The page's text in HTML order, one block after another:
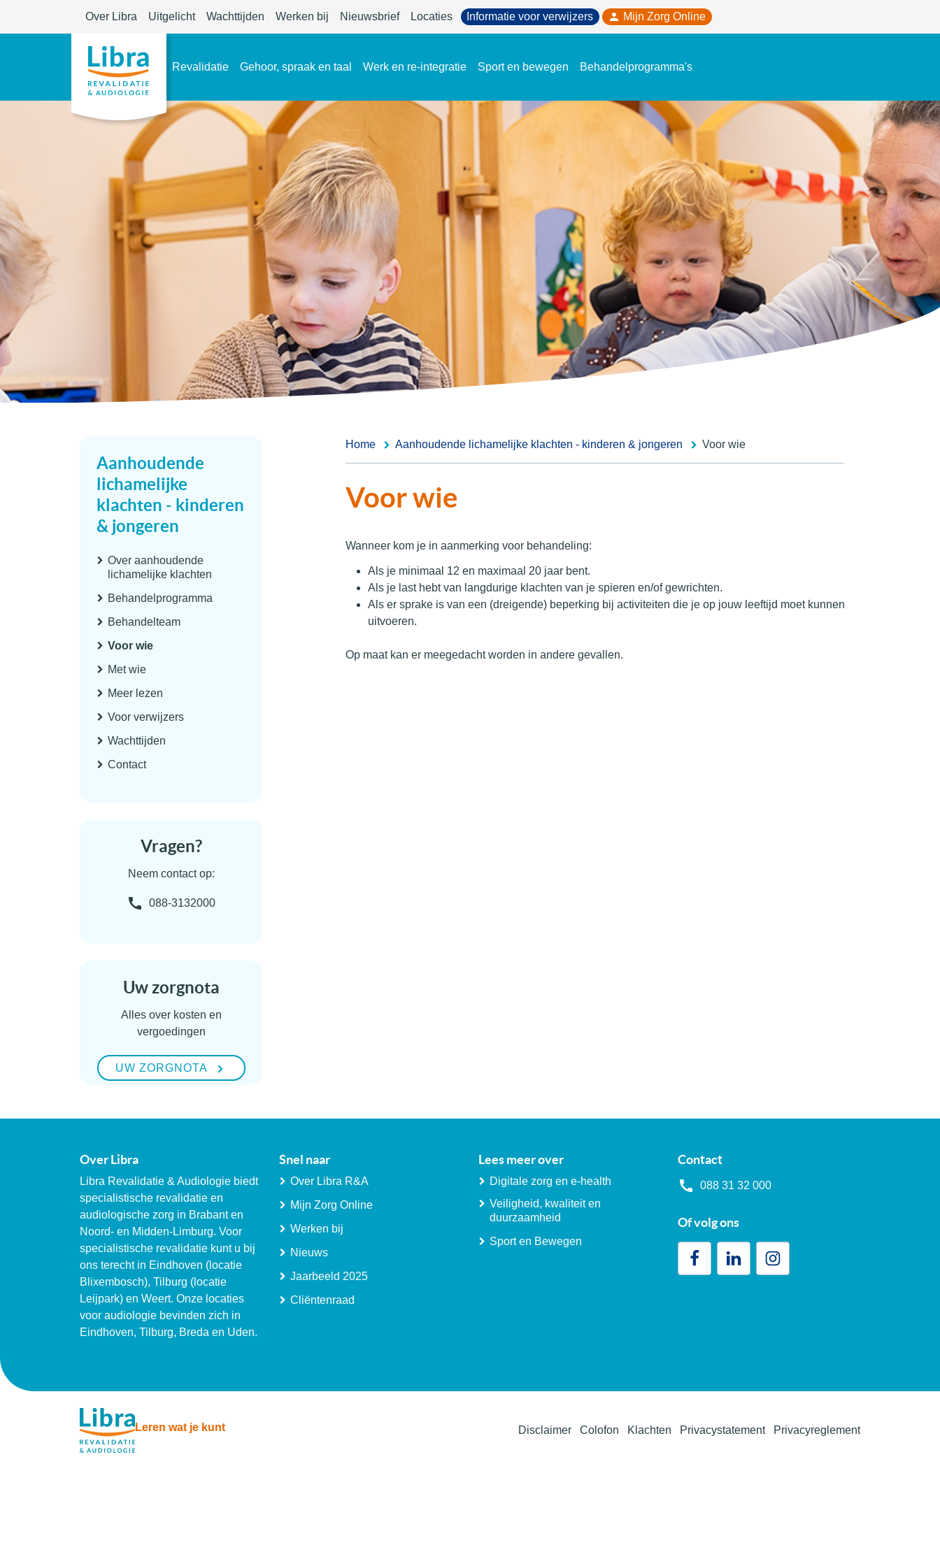
Over Libra Uitgelicht Wachttijden Werken bij Nieuwsbrief Locaties Informatie voor verwijzers Mijn Zorg Online
Revalidatie Gehoor, spraak en taal Werk en re-integratie Sport en bewegen Behandelprogramma's
Aanhoudende
lichamelijke
klachten - kinderen
& jongeren
Over aanhoudende
lichamelijke klachten
Behandelprogramma
Behandelteam
Voor wie
Met wie
Meer lezen
Voor verwijzers
Wachttijden
Contact
Vragen?
Neem contact op:
088-3132000
Uw zorgnota
Alles over kosten en
vergoedingen
UW ZORGNOTA
Home Aanhoudende lichamelijke klachten - kinderen & jongeren Voor wie
Voor wie
Wanneer kom je in aanmerking voor behandeling:
Als je minimaal 12 en maximaal 20 jaar bent.
Als je last hebt van langdurige klachten van je spieren en/of gewrichten.
Als er sprake is van een (dreigende) beperking bij activiteiten die je op jouw leeftijd moet kunnen
uitvoeren.
Op maat kan er meegedacht worden in andere gevallen.
Over Libra
Libra Revalidatie & Audiologie biedt
specialistische revalidatie en
audiologische zorg in Brabant en
Noord- en Midden-Limburg. Voor
specialistische revalidatie kunt u bij
ons terecht in Eindhoven (locatie
Blixembosch), Tilburg (locatie
Leijpark) en Weert. Onze locaties
voor audiologie bevinden zich in
Eindhoven, Tilburg, Breda en Uden.
Snel naar
Over Libra R&A
Mijn Zorg Online
Werken bij
Nieuws
Jaarbeeld 2025
Cliëntenraad
Lees meer over
Digitale zorg en e-health
Veiligheid, kwaliteit en
duurzaamheid
Sport en Bewegen
Contact
088 31 32 000
Of volg ons
Leren wat je kunt Disclaimer Colofon Klachten Privacystatement Privacyreglement